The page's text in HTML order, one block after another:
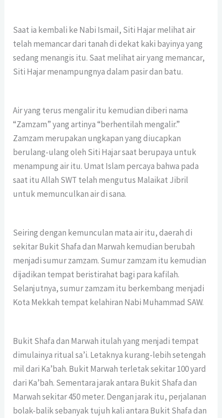
Saat ia kembali ke Nabi Ismail, Siti Hajar melihat air
telah memancar dari tanah di dekat kaki bayinya yang
sedang menangis itu. Saat melihat air yang memancar,
Siti Hajar menampungnya dalam pasir dan batu.
Air yang terus mengalir itu kemudian diberi nama
“Zamzam” yang artinya “berhentilah mengalir.”
Zamzam merupakan ungkapan yang diucapkan
berulang-ulang oleh Siti Hajar saat berupaya untuk
menampung air itu. Umat Islam percaya bahwa pada
saat itu Allah SWT telah mengutus Malaikat Jibril
untuk memunculkan air di sana.
Seiring dengan kemunculan mata air itu, daerah di
sekitar Bukit Shafa dan Marwah kemudian berubah
menjadi sumur zamzam. Sumur zamzam itu kemudian
dijadikan tempat beristirahat bagi para kafilah.
Selanjutnya, sumur zamzam itu berkembang menjadi
Kota Mekkah tempat kelahiran Nabi Muhammad SAW.
Bukit Shafa dan Marwah itulah yang menjadi tempat
dimulainya ritual sa’i. Letaknya kurang-lebih setengah
mil dari Ka’bah. Bukit Marwah terletak sekitar 100 yard
dari Ka’bah. Sementara jarak antara Bukit Shafa dan
Marwah sekitar 450 meter. Dengan jarak itu, perjalanan
bolak-balik sebanyak tujuh kali antara Bukit Shafa dan